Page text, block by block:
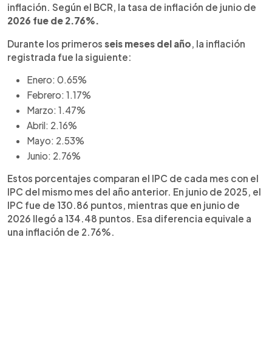
inflación. Según el BCR, la tasa de inflación de junio de
2026 fue de 2.76%.
Durante los primeros seis meses del año, la inflación
registrada fue la siguiente:
Enero: 0.65%
Febrero: 1.17%
Marzo: 1.47%
Abril: 2.16%
Mayo: 2.53%
Junio: 2.76%
Estos porcentajes comparan el IPC de cada mes con el
IPC del mismo mes del año anterior. En junio de 2025, el
IPC fue de 130.86 puntos, mientras que en junio de
2026 llegó a 134.48 puntos. Esa diferencia equivale a
una inflación de 2.76%.